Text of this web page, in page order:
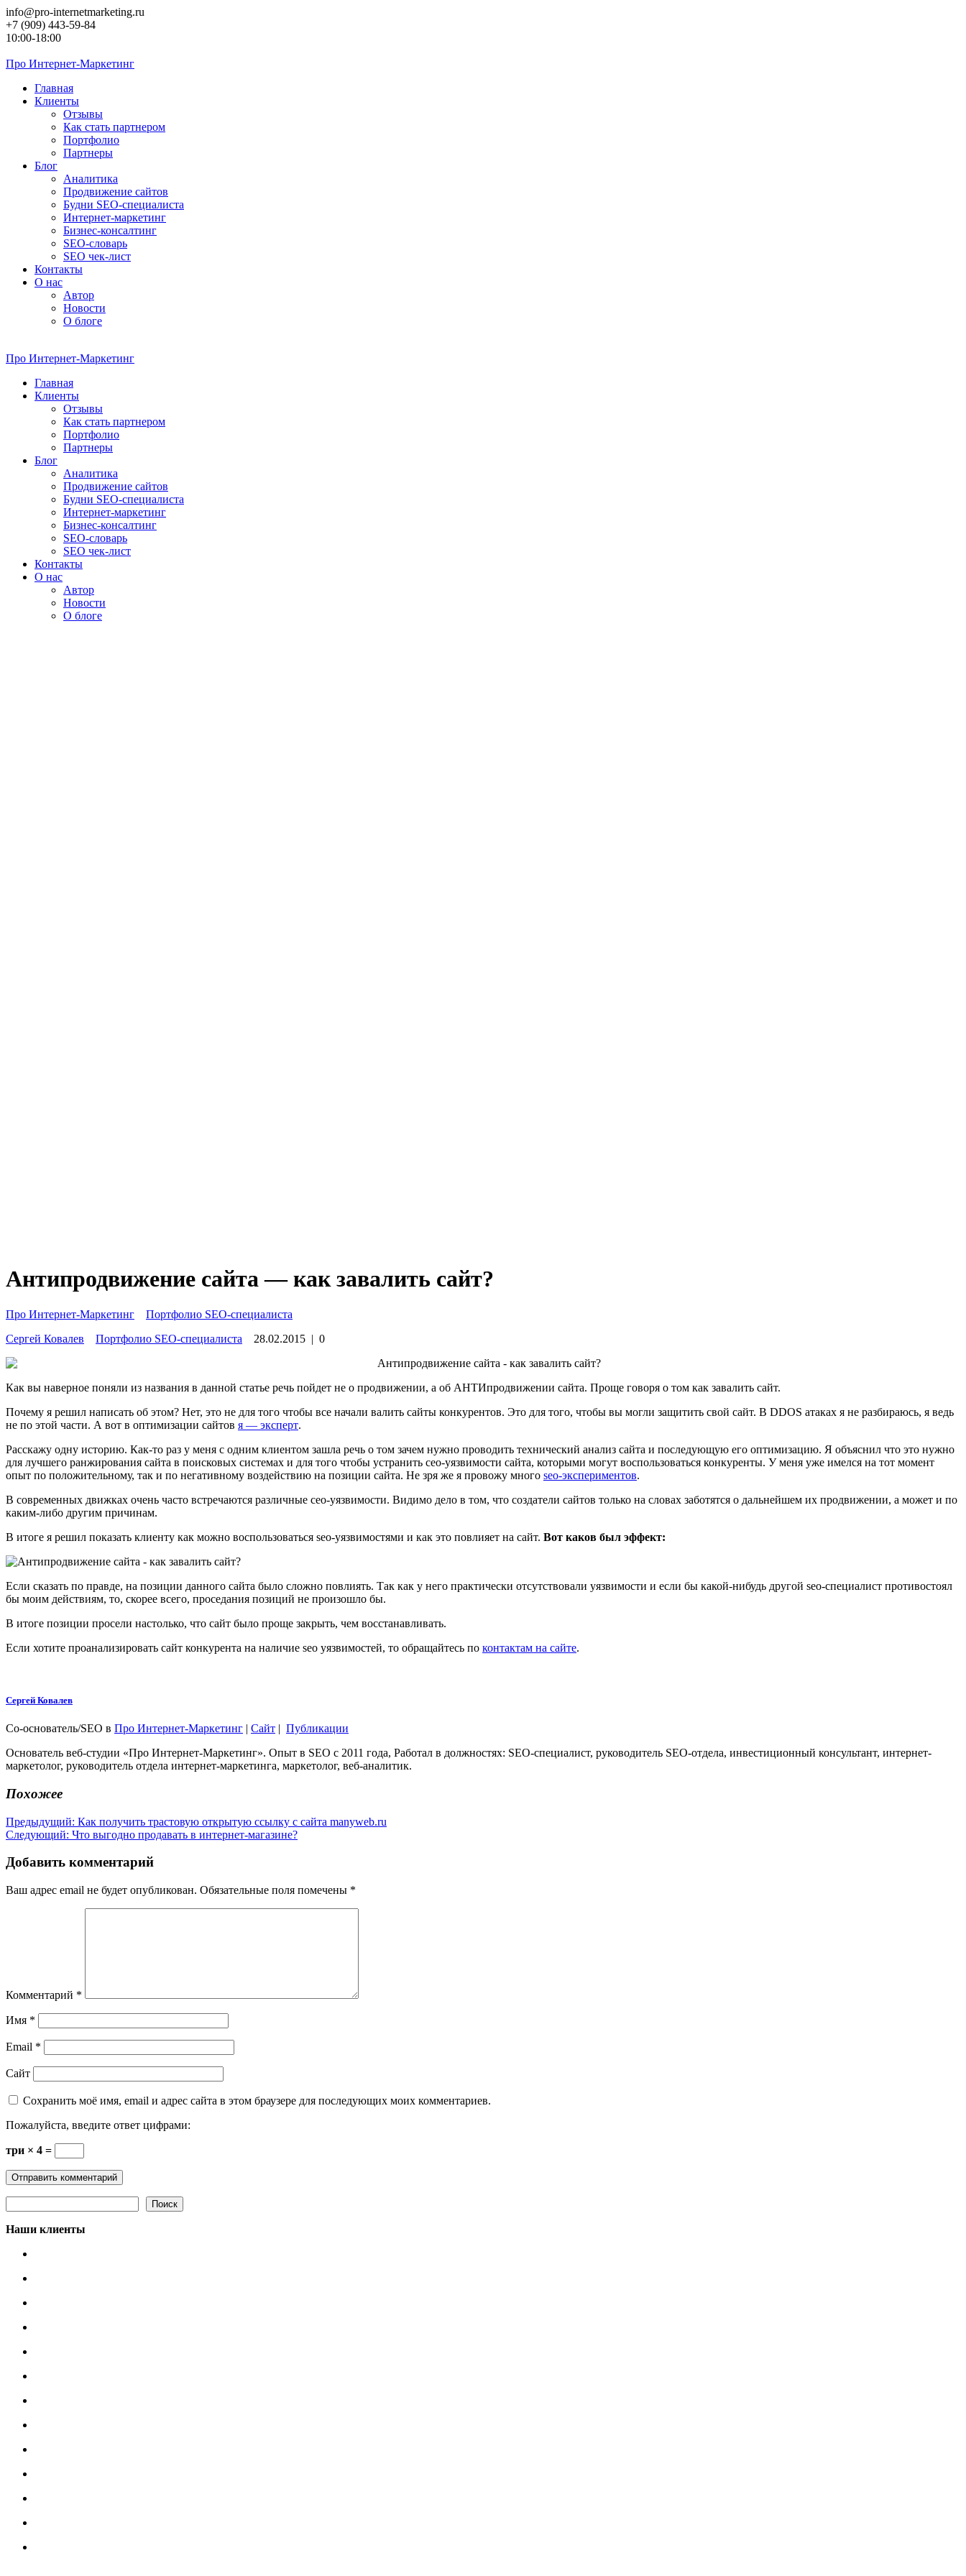
Перейти
к
контенту
info@pro-internetmarketing.ru
+7 (909) 443-59-84
10:00-18:00
Про Интернет-Маркетинг
Главная
Клиенты
Отзывы
Как стать партнером
Портфолио
Партнеры
Блог
Аналитика
Продвижение сайтов
Будни SEO-специалиста
Интернет-маркетинг
Бизнес-консалтинг
SEO-словарь
SEO чек-лист
Контакты
О нас
Автор
Новости
О блоге
Про Интернет-Маркетинг
Главная
Клиенты
Отзывы
Как стать партнером
Портфолио
Партнеры
Блог
Аналитика
Продвижение сайтов
Будни SEO-специалиста
Интернет-маркетинг
Бизнес-консалтинг
SEO-словарь
SEO чек-лист
Контакты
О нас
Автор
Новости
О блоге
Антипродвижение сайта — как завалить сайт?
Про Интернет-Маркетинг
Портфолио SEO-специалиста
Сергей Ковалев
Портфолио SEO-специалиста 28.02.2015 | 0
Как вы наверное поняли из названия в данной статье речь пойдет не о продвижении, а об АНТИпродвижении сайта. Проще говоря о том как завалить сайт.
Почему я решил написать об этом? Нет, это не для того чтобы все начали валить сайты конкурентов. Это для того, чтобы вы могли защитить свой сайт. В DDOS атаках я не разбираюсь, я ведь
не по этой части. А вот в оптимизации сайтов я — эксперт.
Расскажу одну историю. Как-то раз у меня с одним клиентом зашла речь о том зачем нужно проводить технический анализ сайта и последующую его оптимизацию. Я объяснил что это нужно
для лучшего ранжирования сайта в поисковых системах и для того чтобы устранить сео-уязвимости сайта, которыми могут воспользоваться конкуренты. У меня уже имелся на тот момент
опыт по положительному, так и по негативному воздействию на позиции сайта. Не зря же я провожу много seo-экспериментов.
В современных движках очень часто встречаются различные сео-уязвимости. Видимо дело в том, что создатели сайтов только на словах заботятся о дальнейшем их продвижении, а может и по
каким-либо другим причинам.
В итоге я решил показать клиенту как можно воспользоваться seo-уязвимостями и как это повлияет на сайт. Вот каков был эффект:
Если сказать по правде, на позиции данного сайта было сложно повлиять. Так как у него практически отсутствовали уязвимости и если бы какой-нибудь другой seo-специалист противостоял
бы моим действиям, то, скорее всего, проседания позиций не произошло бы.
В итоге позиции просели настолько, что сайт было проще закрыть, чем восстанавливать.
Если хотите проанализировать сайт конкурента на наличие seo уязвимостей, то обращайтесь по контактам на сайте.
Сергей Ковалев
Со-основатель/SEO в Про Интернет-Маркетинг | Сайт | Публикации
Основатель веб-студии «Про Интернет-Маркетинг». Опыт в SEO с 2011 года, Работал в должностях: SEO-специалист, руководитель SEO-отдела, инвестиционный консультант, интернет-
маркетолог, руководитель отдела интернет-маркетинга, маркетолог, веб-аналитик.
Похожее
Навигация
по
записям
Предыдущий: Предыдущая
запись:
Как получить трастовую открытую ссылку с сайта manyweb.ru
Следующий: Следующая
Что выгодно продавать в интернет-магазине?
Добавить комментарий
Ваш адрес email не будет опубликован. Обязательные поля помечены *
Комментарий *
Имя *
Email *
Сайт
Сохранить моё имя, email и адрес сайта в этом браузере для последующих моих комментариев.
Пожалуйста, введите ответ цифрами:
три × 4 =
Поиск
Наши клиенты